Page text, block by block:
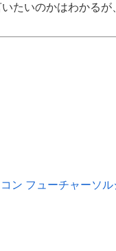
いたいのかはわかる
ン フューチャーソ